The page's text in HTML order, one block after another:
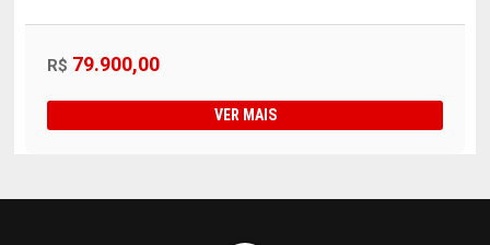
R$ 79.900,00
VER MAIS